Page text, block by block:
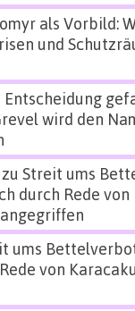
als Vorbild:
und
Entscheidung
wird den
zu Streit ums
durch Rede von
ums
von